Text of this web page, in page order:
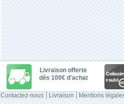
Livraison offerte
dès 100€ d'achat
Contactez-nous Livraison Mentions